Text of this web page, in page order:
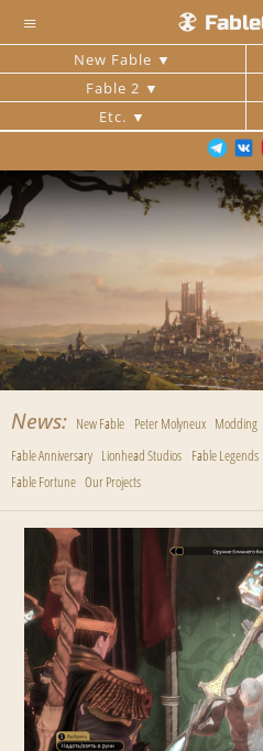
≡
New Fable
Fable 2
Etc.
News New Fable Peter Molyneux Modding
Fable Anniversary Lionhead Studios Fable Legends
Fable Fortune Our Projects